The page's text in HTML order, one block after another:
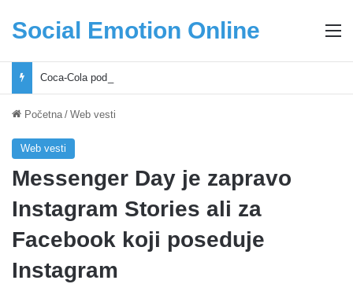
Social Emotion Online
Početna / Web vesti
Web vesti
Messenger Day je zapravo
Instagram Stories ali za
Facebook koji poseduje
Instagram